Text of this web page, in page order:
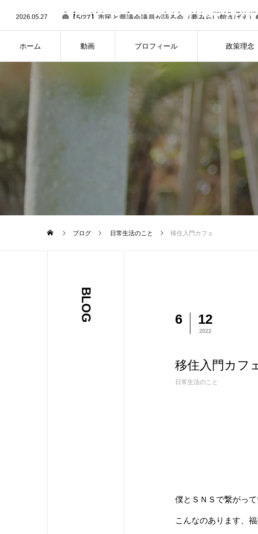
ホーム
動画
プロフィール
政策理念
2026.05.27 🟢【5/27】市民と県議会議員が語る会（夢みらい館さばえ）
2026.03.13 🟢26年2月県議会・予算決算特別委員会の予定（3/13）🟢
2026.06.30
ブログ 日常生活のこと 移住入門カフェ
BLOG 6 12
2022
移住入門カフ
日常生活のこと
僕とＳＮＳで繋がっ
こんなのあります、